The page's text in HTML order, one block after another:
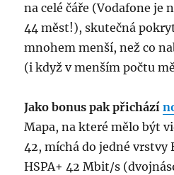
na celé čáře (Vodafone je
44 měst!), skutečná
mnohem menší, než co
(i když v menším počtu
Jako bonus pak přichází
Mapa, na které mělo být
42, míchá do jedné vrstvy
HSPA+ 42 Mbit/s